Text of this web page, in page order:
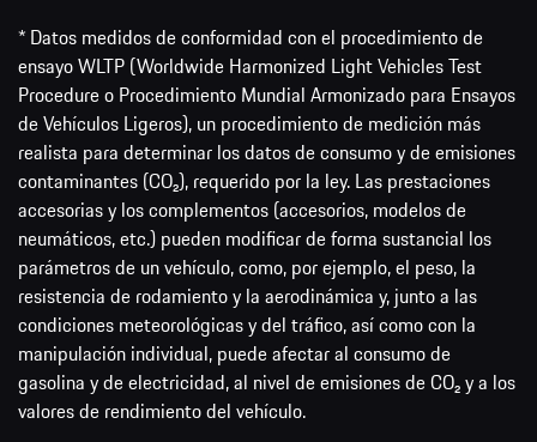
* Datos medidos de conformidad con el procedimiento de
ensayo WLTP (Worldwide Harmonized Light Vehicles Test
Procedure o Procedimiento Mundial Armonizado para Ensayos
de Vehículos Ligeros), un procedimiento de medición más
realista para determinar los datos de consumo y de emisiones
contaminantes (CO₂), requerido por la ley. Las prestaciones
accesorias y los complementos (accesorios, modelos de
neumáticos, etc.) pueden modificar de forma sustancial los
parámetros de un vehículo, como, por ejemplo, el peso, la
resistencia de rodamiento y la aerodinámica y, junto a las
condiciones meteorológicas y del tráfico, así como con la
manipulación individual, puede afectar al consumo de
gasolina y de electricidad, al nivel de emisiones de CO₂ y a los
valores de rendimiento del vehículo.